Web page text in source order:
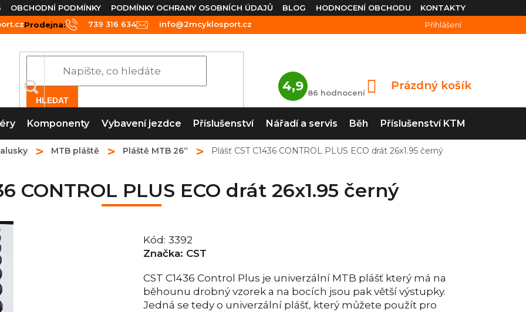
OBCHODNÍ PODMÍNKY PODMÍNKY OCHRANY OSOBNÍCH ÚDAJŮ BLOG KONTAKTY
HODNOCENÍ OBCHODU
Prodejna: 739 316 634 info@2mcyklosport.cz Přihlášení
HLEDAT
4,9
Průměrné
hodnocení
je
4,9
5
hvězdiček.
86 hodnocení
NÁKUPNÍ
Prázdný košík
Komponenty Vybavení jezdce Příslušenství Nářadí a servis Běh Příslušenství KTM
MTB pláště Pláště MTB 26“ Plášť CST C1436 CONTROL PLUS ECO drát 26x1.95 černý
CONTROL PLUS ECO drát 26x1.95 černý
Kód: 3392
Značka: CST
CST C1436 Control Plus je univerzální MTB plášť který má na
běhounu drobný vzorek a na bocích jsou pak větší výstupky.
Jedná se tedy o univerzální plášť, který můžete použít pro